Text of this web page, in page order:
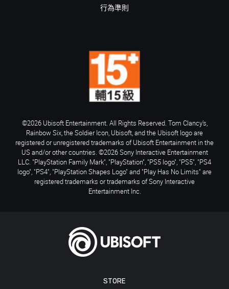
STORE
行為準則
©2026 Ubisoft Entertainment. All Rights Reserved. Tom Clancy’s,
Rainbow Six, the Soldier Icon, Ubisoft, and the Ubisoft logo are
registered or unregistered trademarks of Ubisoft Entertainment in the
US and/or other countries. ©2026 Sony Interactive Entertainment
LLC. "PlayStation Family Mark", "PlayStation", "PS5 logo", "PS5", "PS4
logo", "PS4", "PlayStation Shapes Logo" and "Play Has No Limits" are
registered trademarks or trademarks of Sony Interactive
Entertainment Inc.